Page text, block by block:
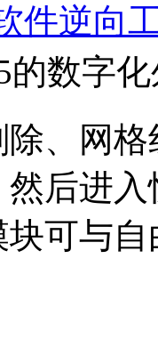
件逆向
的数字
、网
然后进
可与